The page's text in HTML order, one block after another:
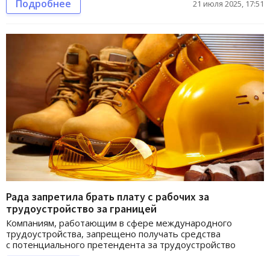
Подробнее 21 июля 2025, 17:51
Рада запретила брать плату с рабочих за
трудоустройство за границей
Компаниям, работающим в сфере международного
трудоустройства, запрещено получать средства
с потенциального претендента за трудоустройство